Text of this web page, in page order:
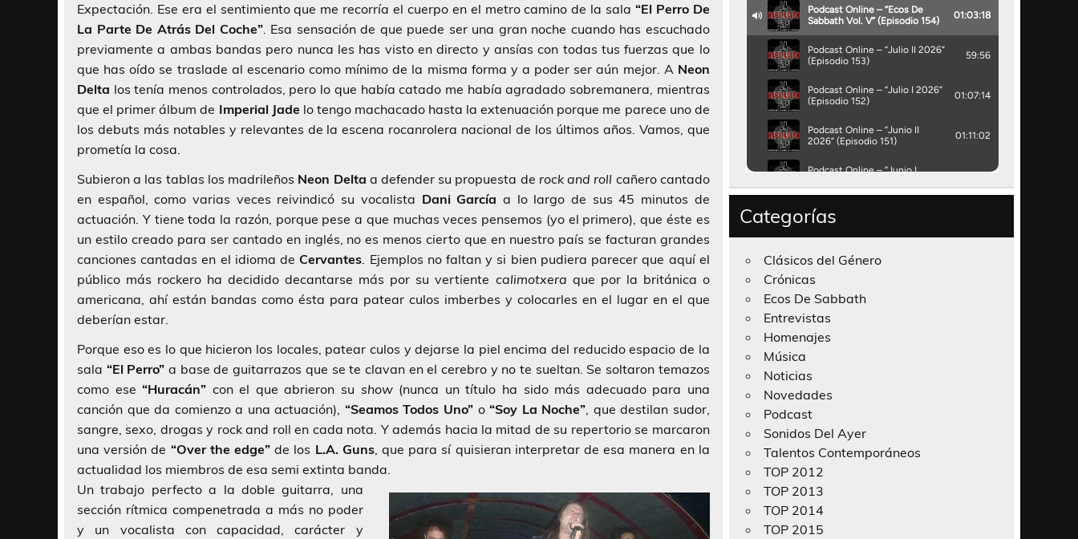
Expectación. Ese era el sentimiento que me recorría el cuerpo en el metro camino de la sala“El Perro De
La Parte De Atrás Del Coche”. Esa sensación de que puede ser una gran noche cuando has escuchado
previamente a ambas bandas pero nunca les has visto en directo y ansías con todas tus fuerzas que lo
que has oído se traslade al escenario como mínimo de la misma forma y a poder ser aún mejor. A Neon
Delta los tenía menos controlados, pero lo que había catado me había agradado sobremanera, mientras
que el primer álbum de Imperial Jade lo tengo machacado hasta la extenuación porque me parece uno de
los debuts más notables y relevantes de la escena rocanrolera nacional de los últimos años. Vamos, que
prometía la cosa.
Subieron a las tablas los madrileños Neon Delta a defender su propuesta de rock and roll cañero cantado
en español, como varias veces reivindicó su vocalista Dani García a lo largo de sus 45 minutos de
actuación. Y tiene toda la razón, porque pese a que muchas veces pensemos (yo el primero), que éste es
un estilo creado para ser cantado en inglés, no es menos cierto que en nuestro país se facturan grandes
canciones cantadas en el idioma deCervantes. Ejemplos no faltan y si bien pudiera parecer que aquí el
público más rockero ha decidido decantarse más por su vertiente calimotxera que por la británica o
americana, ahí están bandas como ésta para patear culos imberbes y colocarles en el lugar en el que
deberían estar.
Porque eso es lo que hicieron los locales, patear culos y dejarse la piel encima del reducido espacio de la
sala “El Perro” a base de guitarrazos que se te clavan en el cerebro y no te sueltan. Se soltaron temazos
como ese“Huracán” con el que abrieron su show(nunca un título ha sido más adecuado para una
canción que da comienzo a una actuación), “Seamos Todos Uno”o“Soy La Noche”, que destilan sudor,
sangre, sexo, drogas y rock and roll en cada nota. Y además hacia la mitad de su repertorio se marcaron
una versión de “Over the edge” de los L.A. Guns, que para sí quisieran interpretar de esa manera en la
actualidad los miembros de esa semi extinta banda.
Un trabajo perfecto a la doble guitarra, una
sección rítmica compenetrada a más no poder
y un vocalista con capacidad, carácter y
Categorías
Clásicos del Género
Crónicas
Ecos De Sabbath
Entrevistas
Homenajes
Música
Noticias
Novedades
Podcast
Sonidos Del Ayer
Talentos Contemporáneos
TOP 2012
TOP 2013
TOP 2014
TOP 2015